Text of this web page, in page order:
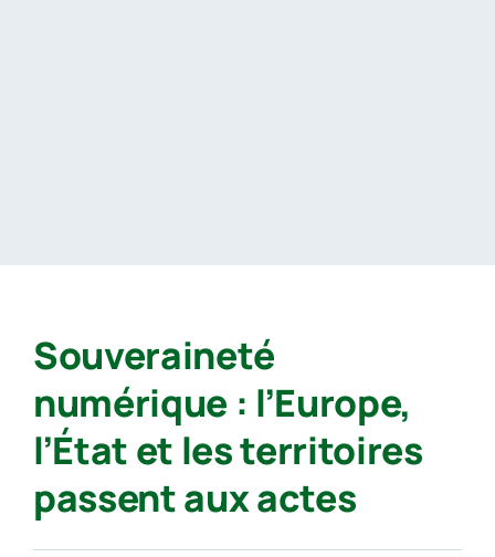
Souveraineté
numérique : l’Europe,
l’État et les territoires
passent aux actes